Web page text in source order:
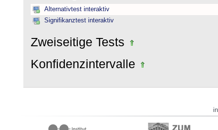
Alternativtest interaktiv
Signifikanztest interaktiv
Zweiseitige Tests
Konfidenzintervalle